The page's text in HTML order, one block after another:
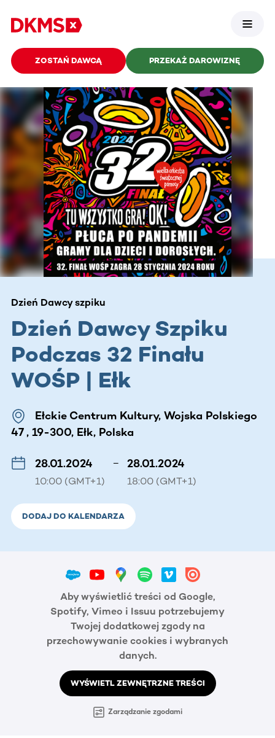
ZOSTAŃ DAWCĄ PRZEKAŻ DAROWIZNĘ
Dzień Dawcy szpiku
Dzień Dawcy Szpiku
Podczas 32 Finału
WOŚP | Ełk
Ełckie Centrum Kultury, Wojska Polskiego
47 , 19-300, Ełk, Polska
28.01.2024
10:00 (GMT+1)
– 28.01.2024
18:00 (GMT+1)
DODAJ DO KALENDARZA
Aby wyświetlić treści od Google,
Spotify, Vimeo i Issuu potrzebujemy
Twojej dodatkowej zgody na
przechowywanie cookies i wybranych
danych.
WYŚWIETL ZEWNĘTRZNE TREŚCI
Zarządzanie zgodami